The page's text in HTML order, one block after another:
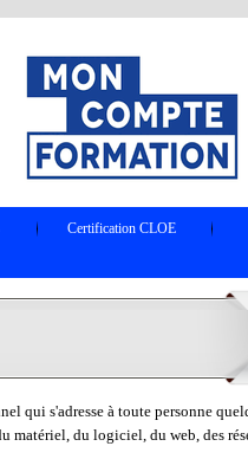
Certification CLOE
qui s'adresse à toute personne
matériel, du logiciel, du web, des